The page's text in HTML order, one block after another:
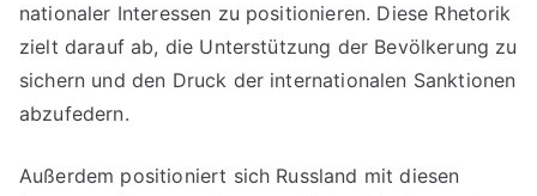
nationaler Interessen zu positionieren. Diese Rhetorik
zielt darauf ab, die Unterstützung der Bevölkerung zu
sichern und den Druck der internationalen Sanktionen
abzufedern.
Außerdem positioniert sich Russland mit diesen